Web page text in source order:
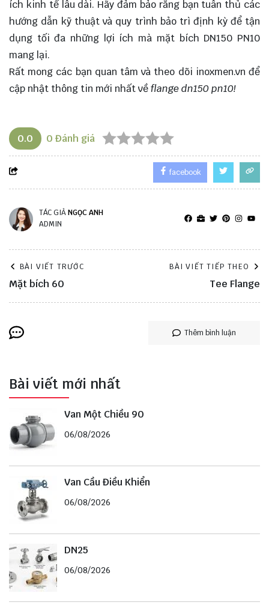
ích kinh tế lâu dài. Hãy đảm bảo rằng bạn tuân thủ các
hướng dẫn kỹ thuật và quy trình bảo trì định kỳ để tận
dụng tối đa những lợi ích mà mặt bích DN150 PN10
mang lại.
Rất mong các bạn quan tâm và theo dõi inoxmen.vn để
cập nhật thông tin mới nhất vềflange dn150 pn10!
0.0 0 Đánh giá
facebook
TÁC GIẢNGỌC ANH
ADMIN
BÀI VIẾT TRƯỚC
Mặt bích 60
BÀI VIẾT TIẾP THEO
Tee Flange
Thêm bình luận
Bài viết mới nhất
Van Một Chiều 90
06/08/2026
Van Cầu Điều Khiển
06/08/2026
DN25
06/08/2026